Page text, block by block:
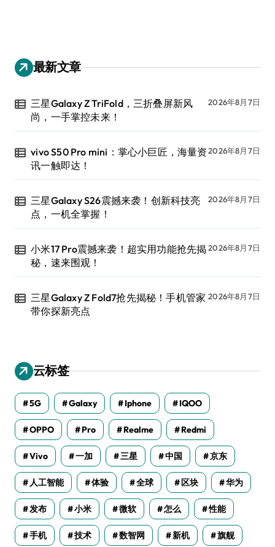
最新文章
三星Galaxy Z TriFold，三折叠屏新风
尚，一手掌控未来！
2026年8月7日
vivo S50 Pro mini：掌心小巨匠，海量资
讯一触即达！
2026年8月7日
三星Galaxy S26震撼来袭！创新科技亮
点，一机全掌握！
2026年8月7日
小米17 Pro震撼来袭！超实用功能抢先揭
秘，速来围观！
2026年8月7日
三星Galaxy Z Fold7抢先揭秘！手机管家
带你探新亮点
2026年8月7日
云标签
5G Galaxy Iphone IQOO
OPPO Pro Realme Redmi
Vivo 一加 三星 中国 京东
人工智能 体验 全球 区块 华为
发布 小米 微软 怎么 性能
手机 技术 数智网 新机 旗舰